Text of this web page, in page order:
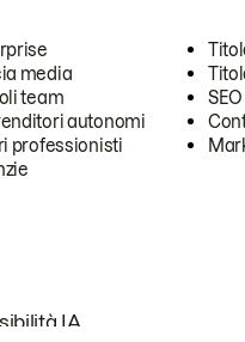
media
team
autonomi
professionisti
IA.